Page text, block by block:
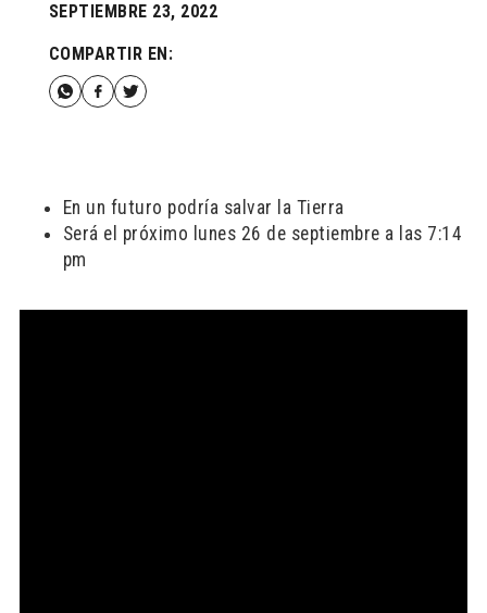
SEPTIEMBRE 23, 2022
COMPARTIR EN:
En un futuro podría salvar la Tierra
Será el próximo lunes 26 de septiembre a las 7:14
pm